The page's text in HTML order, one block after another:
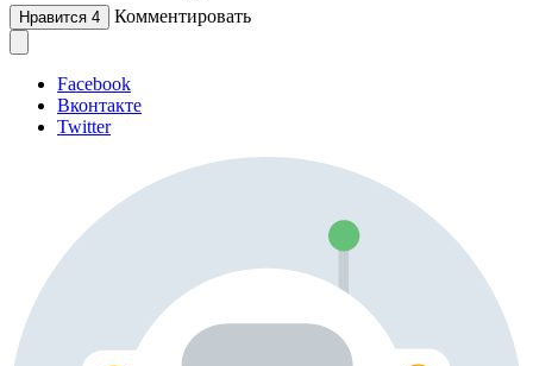
Нравится 4 Комментировать
Facebook
Вконтакте
Twitter